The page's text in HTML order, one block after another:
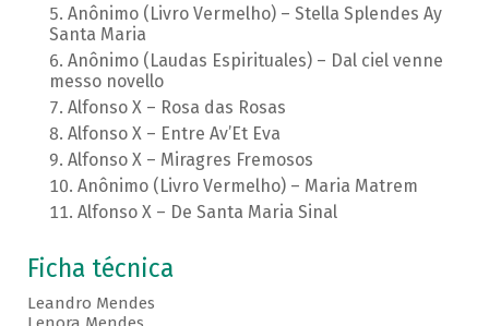
Anônimo (Livro Vermelho) – Stella Splendes Ay
Santa Maria
Anônimo (Laudas Espirituales) – Dal ciel venne
messo novello
Alfonso X – Rosa das Rosas
Alfonso X – Entre Av’Et Eva
Alfonso X – Miragres Fremosos
Anônimo (Livro Vermelho) – Maria Matrem
Alfonso X – De Santa Maria Sinal
Ficha técnica
Leandro Mendes